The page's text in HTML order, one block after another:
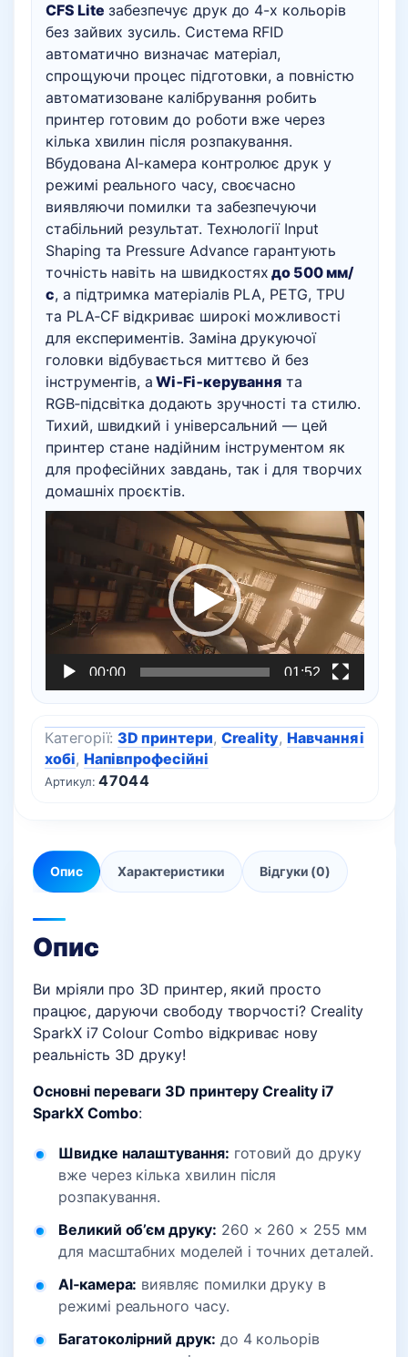
CFS Lite забезпечує друк до 4-х кольорів
без зайвих зусиль. Система RFID
автоматично визначає матеріал,
спрощуючи процес підготовки, а повністю
автоматизоване калібрування робить
принтер готовим до роботи вже через
кілька хвилин після розпакування.
Вбудована AI‑камера контролює друк у
режимі реального часу, своєчасно
виявляючи помилки та забезпечуючи
стабільний результат. Технології Input
Shaping та Pressure Advance гарантують
точність навіть на швидкостях до 500 мм/
с, а підтримка матеріалів PLA, PETG, TPU
та PLA‑CF відкриває широкі можливості
для експериментів. Заміна друкуючої
головки відбувається миттєво й без
інструментів, а Wi‑Fi‑керування та
RGB‑підсвітка додають зручності та стилю.
Тихий, швидкий і універсальний — цей
принтер стане надійним інструментом як
для професійних завдань, так і для творчих
домашніх проєктів.
00:00 01:52
Артикул:47044
Категорії: 3D принтери, Creality, Навчання і
хобі, Напівпрофесійні
Опис Характеристики Відгуки (0)
Опис
Ви мріяли про 3D принтер, який просто
працює, даруючи свободу творчості? Creality
SparkX i7 Colour Combo відкриває нову
реальність 3D друку!
Основні переваги 3D принтеру Creality i7
SparkX Combo:
Швидке налаштування: готовий до друку
вже через кілька хвилин після
розпакування.
Великий об’єм друку: 260 × 260 × 255 мм
для масштабних моделей і точних деталей.
AI‑камера: виявляє помилки друку в
режимі реального часу.
Багатоколірний друк: до 4 кольорів